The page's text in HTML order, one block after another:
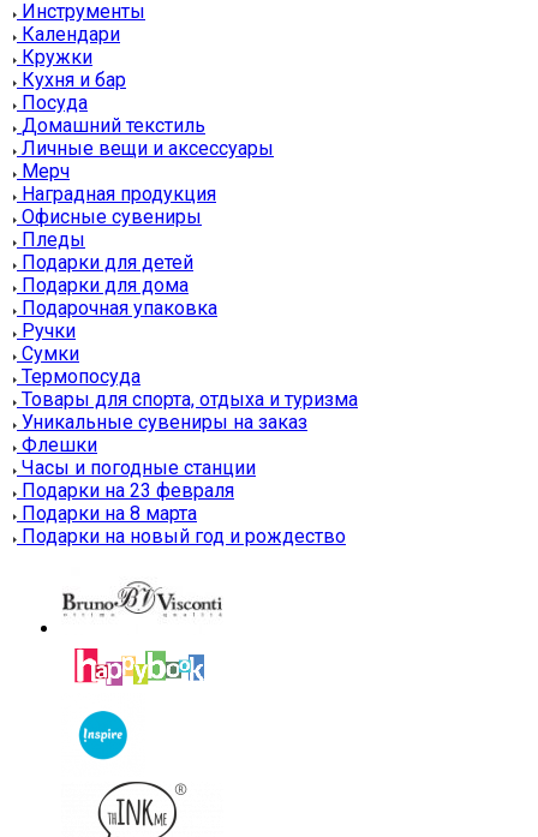
Инструменты
Календари
Кружки
Кухня и бар
Посуда
Домашний текстиль
Личные вещи и аксессуары
Мерч
Наградная продукция
Офисные сувениры
Пледы
Подарки для детей
Подарки для дома
Подарочная упаковка
Ручки
Сумки
Термопосуда
Товары для спорта, отдыха и туризма
Уникальные сувениры на заказ
Флешки
Часы и погодные станции
Подарки на 23 февраля
Подарки на 8 марта
Подарки на новый год и рождество